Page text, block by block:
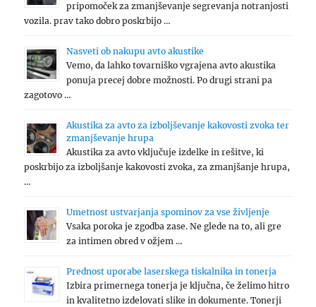
pripomoček za zmanjševanje segrevanja notranjosti
vozila. prav tako dobro poskrbijo …
Nasveti ob nakupu avto akustike
Vemo, da lahko tovarniško vgrajena avto akustika
ponuja precej dobre možnosti. Po drugi strani pa
zagotovo …
Akustika za avto za izboljševanje kakovosti zvoka ter
zmanjševanje hrupa
Akustika za avto vključuje izdelke in rešitve, ki
poskrbijo za izboljšanje kakovosti zvoka, za zmanjšanje hrupa,
…
Umetnost ustvarjanja spominov za vse življenje
Vsaka poroka je zgodba zase. Ne glede na to, ali gre
za intimen obred v ožjem …
Prednost uporabe laserskega tiskalnika in tonerja
Izbira primernega tonerja je ključna, če želimo hitro
in kvalitetno izdelovati slike in dokumente. Tonerji